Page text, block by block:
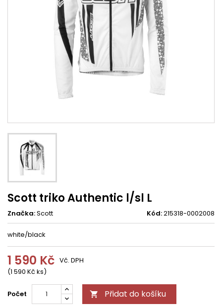
Scott triko Authentic l/sl L
Značka:Scott Kód:215318-0002008
white/black
1 590 Kč
(1 590 Kč ks)
Vč. DPH
Počet  Přidat do košíku